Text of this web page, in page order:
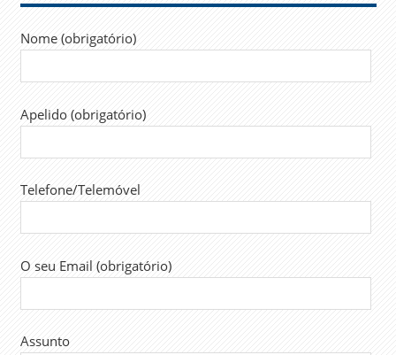
Nome (obrigatório)
Apelido (obrigatório)
Telefone/Telemóvel
O seu Email (obrigatório)
Assunto